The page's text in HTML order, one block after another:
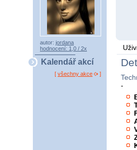
autor: jordana
hodnocení: 1,0 / 2x
Kalendář akcí
[ všechny akce ]
-